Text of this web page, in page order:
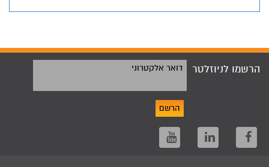
הרשמו לניוזלטר דואר אלקטרוני
הרשם